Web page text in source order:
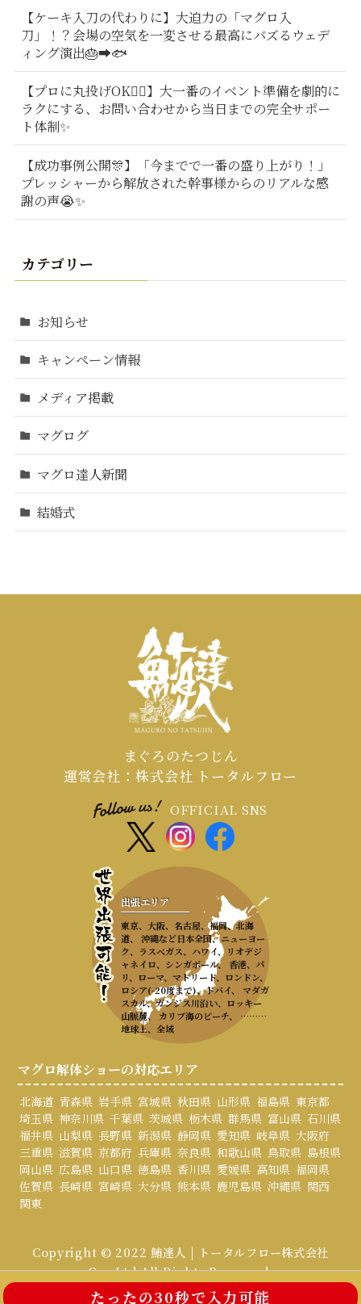
たったの30秒で入力可能
【ケーキ入刀の代わりに】大迫力の「マグロ入
刀」！？会場の空気を一変させる最高にバズるウェデ
ィング演出🎂➡️🐟
【プロに丸投げOK🙆‍♂️】大一番のイベント準備を劇的に
ラクにする、お問い合わせから当日までの完全サポー
ト体制✨
【成功事例公開🎊】「今までで一番の盛り上がり！」
プレッシャーから解放された幹事様からのリアルな感
謝の声😭✨
カテゴリー
お知らせ
キャンペーン情報
メディア掲載
マグログ
マグロ達人新聞
結婚式
まぐろのたつじん
運営会社：株式会社 トータルフロー
OFFICIAL SNS
出張エリア
東京、大阪、名古屋、福岡、北海
道、 沖縄など日本全国、ニューヨー
ク、ラスベガス、ハワイ、リオデジ
ャネイロ、シンガポール、 香港、パ
リ、ローマ、マドリード、ロンドン、
ロシア(-20度まで)、ドバイ、 マダガ
スカル、ガンジス川沿い、ロッキー
山脈麓、 カリブ海のビーチ、 ………
地球上、全域
マグロ解体ショーの対応エリア
北海道 青森県 岩手県 宮城県 秋田県 山形県 福島県 東京都
埼玉県 神奈川県 千葉県 茨城県 栃木県 群馬県 富山県 石川県
福井県 山梨県 長野県 新潟県 静岡県 愛知県 岐阜県 大阪府
三重県 滋賀県 京都府 兵庫県 奈良県 和歌山県 鳥取県 島根県
岡山県 広島県 山口県 徳島県 香川県 愛媛県 高知県 福岡県
佐賀県 長崎県 宮崎県 大分県 熊本県 鹿児島県 沖縄県 関西
関東
Copyright © 2022 鮪達人 | トータルフロー株式会社
Co., Ltd All Rights Reserved.